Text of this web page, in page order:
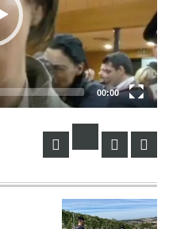
00:00